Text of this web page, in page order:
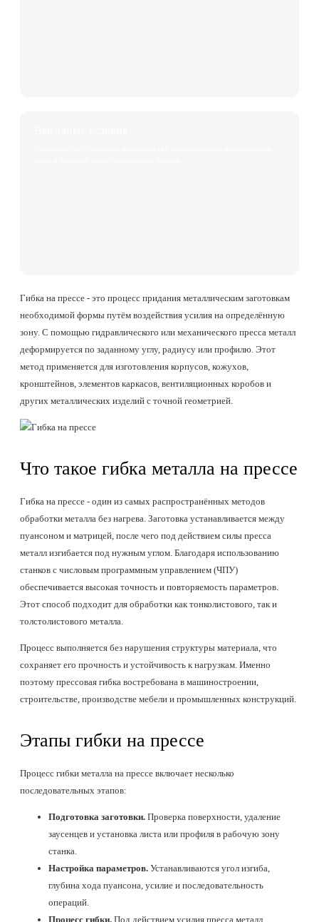
Гибка на прессе - это процесс придания металлическим заготовкам
необходимой формы путём воздействия усилия на определённую
зону. С помощью гидравлического или механического пресса металл
деформируется по заданному углу, радиусу или профилю. Этот
метод применяется для изготовления корпусов, кожухов,
кронштейнов, элементов каркасов, вентиляционных коробов и
других металлических изделий с точной геометрией.
Что такое гибка металла на прессе
Гибка на прессе - один из самых распространённых методов
обработки металла без нагрева. Заготовка устанавливается между
пуансоном и матрицей, после чего под действием силы пресса
металл изгибается под нужным углом. Благодаря использованию
станков с числовым программным управлением (ЧПУ)
обеспечивается высокая точность и повторяемость параметров.
Этот способ подходит для обработки как тонколистового, так и
толстолистового металла.
Процесс выполняется без нарушения структуры материала, что
сохраняет его прочность и устойчивость к нагрузкам. Именно
поэтому прессовая гибка востребована в машиностроении,
строительстве, производстве мебели и промышленных конструкций.
Этапы гибки на прессе
Процесс гибки металла на прессе включает несколько
последовательных этапов:
Подготовка заготовки. Проверка поверхности, удаление
заусенцев и установка листа или профиля в рабочую зону
станка.
Настройка параметров. Устанавливаются угол изгиба,
глубина хода пуансона, усилие и последовательность
операций.
Процесс гибки. Под действием усилия пресса металл